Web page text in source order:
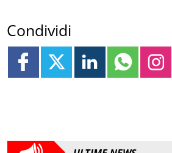
Condividi